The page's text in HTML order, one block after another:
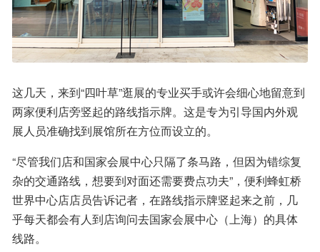
这几天，来到“四叶草”逛展的专业买手或许会细心地留意到
两家便利店旁竖起的路线指示牌。这是专为引导国内外观
展人员准确找到展馆所在方位而设立的。
“尽管我们店和国家会展中心只隔了条马路，但因为错综复
杂的交通路线，想要到对面还需要费点功夫”，便利蜂虹桥
世界中心店店员告诉记者，在路线指示牌竖起来之前，几
乎每天都会有人到店询问去国家会展中心（上海）的具体
线路。